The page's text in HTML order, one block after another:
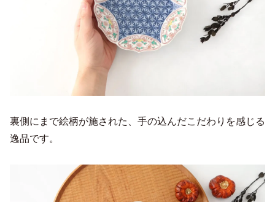
裏側にまで絵柄が施された、手の込んだこだわりを感じる
逸品です。